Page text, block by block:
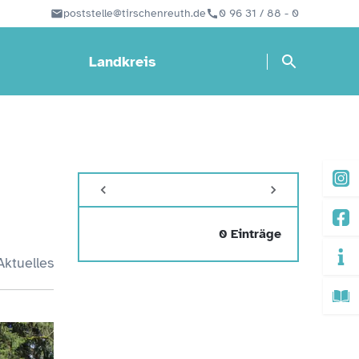
poststelle@tirschenreuth.de 0 96 31 / 88 - 0
Landkreis
0 Einträge